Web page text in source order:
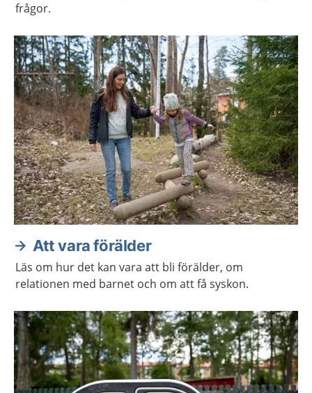
frågor.
Att vara förälder
Läs om hur det kan vara att bli förälder, om
relationen med barnet och om att få syskon.